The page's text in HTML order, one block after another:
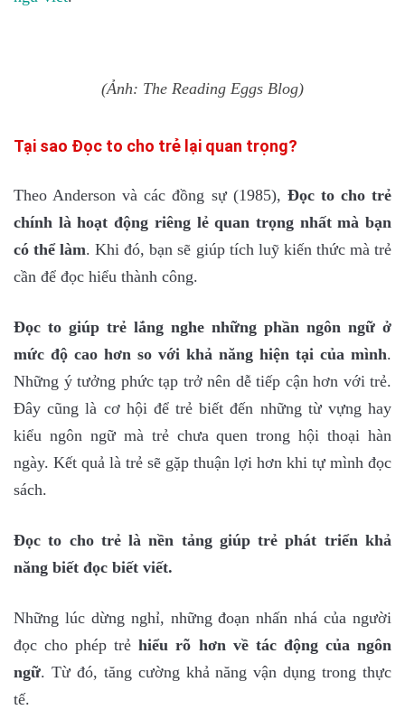
(Ảnh: The Reading Eggs Blog)
Tại sao Đọc to cho trẻ lại quan trọng?
Theo Anderson và các đồng sự (1985), Đọc to cho trẻ
chính là hoạt động riêng lẻ quan trọng nhất mà bạn
có thể làm. Khi đó, bạn sẽ giúp tích luỹ kiến thức mà trẻ
cần để đọc hiểu thành công.
Đọc to giúp trẻ lắng nghe những phần ngôn ngữ ở
mức độ cao hơn so với khả năng hiện tại của mình.
Những ý tưởng phức tạp trở nên dễ tiếp cận hơn với trẻ.
Đây cũng là cơ hội để trẻ biết đến những từ vựng hay
kiểu ngôn ngữ mà trẻ chưa quen trong hội thoại hàn
ngày. Kết quả là trẻ sẽ gặp thuận lợi hơn khi tự mình đọc
sách.
Đọc to cho trẻ là nền tảng giúp trẻ phát triển khả
năng biết đọc biết viết.
Những lúc dừng nghỉ, những đoạn nhấn nhá của người
đọc cho phép trẻhiểu rõ hơn về tác động của ngôn
ngữ. Từ đó, tăng cường khả năng vận dụng trong thực
tế.